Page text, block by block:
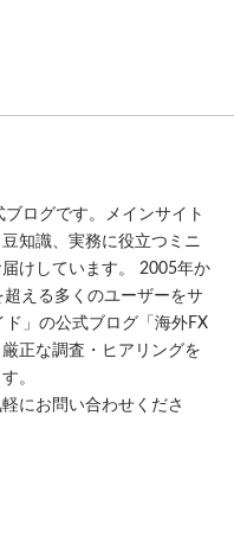
ログです。メインサイト
知識、実務に役立つミニ
けしています。 2005年か
える多くのユーザーをサ
」の公式ブログ「海外FX
正な調査・ヒアリングを
。
にお問い合わせくださ